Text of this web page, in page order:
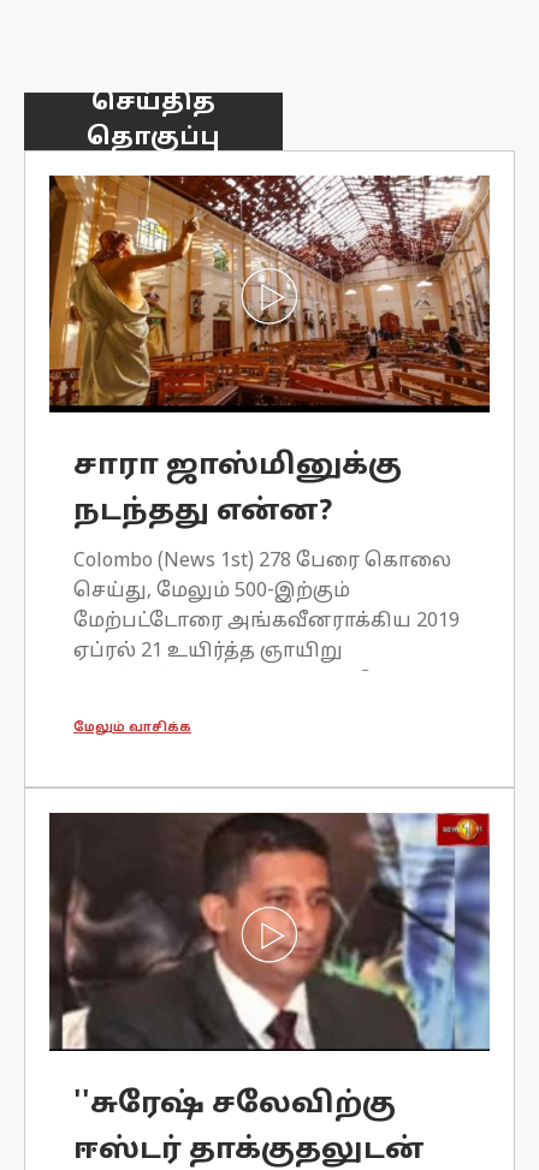
செய்தித்
தொகுப்பு
சாரா ஜாஸ்மினுக்கு
நடந்தது என்ன?
Colombo (News 1st) 278 பேரை கொலை
செய்து, மேலும் 500-இற்கும்
மேற்பட்டோரை அங்கவீனராக்கிய 2019
ஏப்ரல் 21 உயிர்த்த ஞாயிறு
பாரதூரமான தகவல்கள் தற்போது
குழுவிலிருந்த சாரா ஜாஸ்மின்
என்றழைக்கப்ப
மேலும் வாசிக்க
''சுரேஷ் சலேவிற்கு
ஈஸ்டர் தாக்குதலுடன்